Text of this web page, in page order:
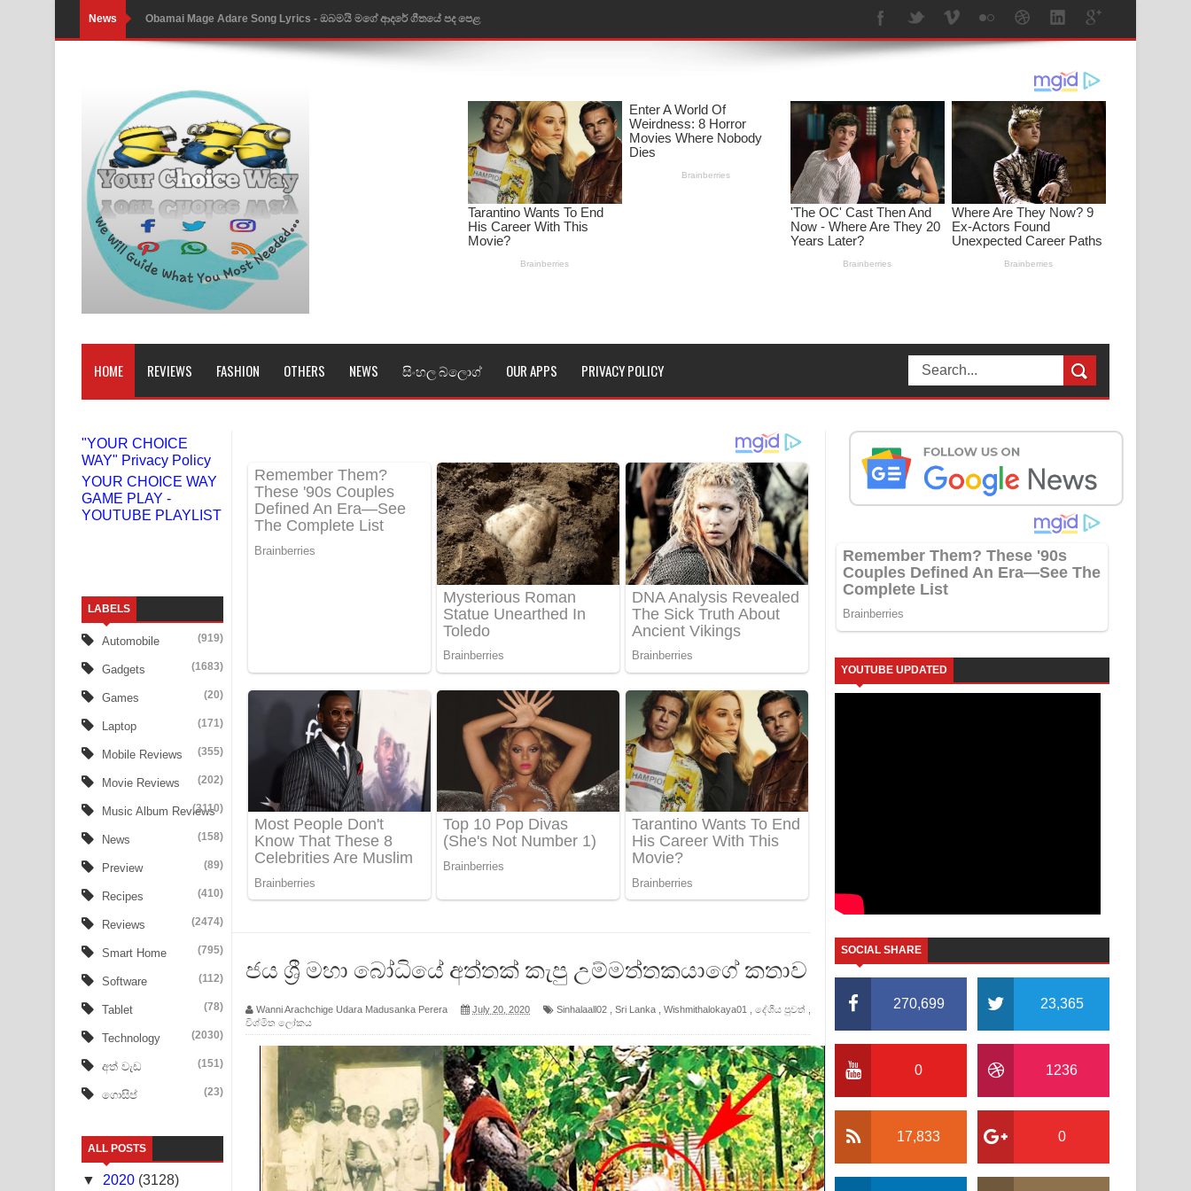
News Obamai Mage Adare Song Lyrics - ඔබමයි මගේ ආදරේ ගීතයේ පද පෙළ
Pansal Gihin Song Lyrics - පන්සල් ගිහිං ගීතයේ පද පෙළ
Ankeliya Song Lyrics - අංකෙළිය ගීතයේ පද පෙළ
DEAR GOD Song Lyrics - ඩියර් ගෝඩ් ගීතයේ පද පෙළ
MANAMALA KATHA Song Lyrics - මනමාල කතා ගීතයේ පද පෙළ
Dai Dai Lyrics - Shakira, Burna Boy | 2026 football world cup song lyrics
Lassana Amma Song Lyrics - ලස්සන අම්මා ගීතයේ පද පෙළ
Gemak Deela Song Lyrics - ගේමක් දීලා ගීතයේ පද පෙළ
Niwuna Numba Hinda Song Lyrics - නිවුනා නුඹ හින්දා ගීතයේ පද පෙළ
Benthara Palame Song Lyrics - බෙන්තර පාලමේ ගීතයේ පද පෙළ
Sanda Babalena Song Lyrics - සඳ බැබලෙන ගීතයේ පද පෙළ
Adare Wadi Nisa Song Lyrics - ආදරේ වැඩි නිසා ගීතයේ පද පෙළ
Tharu Yaye Dilena Song Lyrics - තරු යායේ දිලෙනා ගීතයේ පද පෙළ
Ow Man Sosa Song Lyrics - ඔව් මං සෝසා ගීතයේ පද පෙළ
Heavy Weight Song Lyrics
Aye Lanweela Song Lyrics - ආයේ ලංවීලා ගීතයේ පද පෙළ
Ala purannata Song Lyrics - ආල පුරන්නට ගීතයේ පද පෙළ
FEVER DREAM Lyrics - Alex Warren
PATHINIYE Song Lyrics - පතිනියනේ ගීතයේ පද පෙළ
Sorry Sir Song Lyrics - සොරි සර් ගීතයේ පද පෙළ
Mathaka Aluthin Liyanna Song Lyrics - මතක අලුතින් ලියන්න ගීතයේ පද පෙළ
Sandak Awith Song Lyrics - සඳක් ඇවිත් ගීතයේ පද පෙළ
Swetha Sande Song Lyrics - ශ්වේත සඳේ ගීතයේ පද පෙළ
Ma Igili Giya Lyrics - මා ඉගිලී ගියා ගීතයේ පද පෙළ
Ras Balan Song Lyrics - රැස් බලන් ගීතයේ පද පෙළ
HOME REVIEWS FASHION OTHERS NEWS සිංහල බ්ලොග් OUR APPS PRIVACY POLICY
"YOUR CHOICE
WAY" Privacy Policy
YOUR CHOICE WAY
GAME PLAY -
YOUTUBE PLAYLIST
LABELS
Automobile (919)
Gadgets (1683)
Games (20)
Laptop (171)
Mobile Reviews (355)
Movie Reviews (202)
Music Album Reviews
(3110)
News (158)
Preview (89)
Recipes (410)
Reviews (2474)
Smart Home (795)
Software (112)
Tablet (78)
Technology (2030)
අත් වැඩ (151)
ගොසිප් (23)
ALL POSTS
▼ 2020 (3128)
ජය ශ්‍රී මහා බෝධියේ අත්තක් කැපු උම්මත්තකයාගේ කතාව
Wanni Arachchige Udara Madusanka Perera July 20, 2020 Sinhalaall02 Sri Lanka Wishmithalokaya01 දේශීය පුවත්
විශ්මිත ලෝකය
YOUTUBE UPDATED
SOCIAL SHARE
270,699 23,365
0 1236
17,833 0